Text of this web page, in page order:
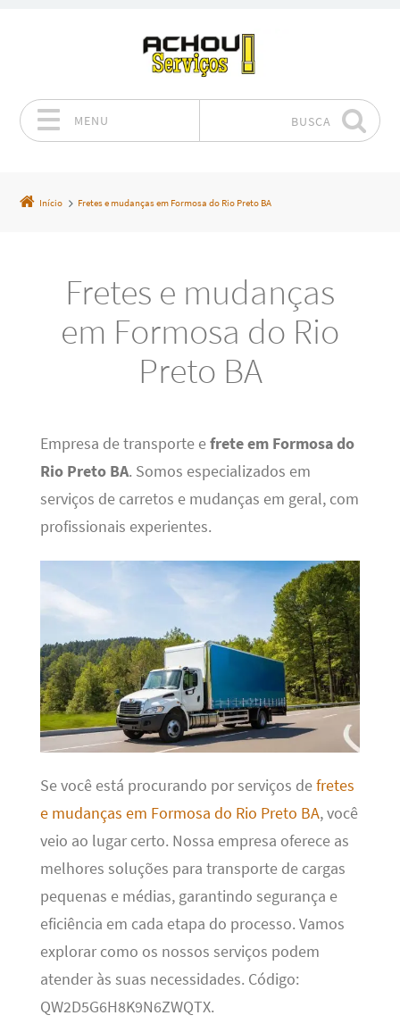
MENU BUSCA
Início Fretes e mudanças em Formosa do Rio Preto BA
Fretes e mudanças
em Formosa do Rio
Preto BA
Empresa de transporte efrete em Formosa do
Rio Preto BA. Somos especializados em
serviços de carretos e mudanças em geral, com
profissionais experientes.
Se você está procurando por serviços defretes
e mudanças em Formosa do Rio Preto BA, você
veio ao lugar certo. Nossa empresa oferece as
melhores soluções para transporte de cargas
pequenas e médias, garantindo segurança e
eficiência em cada etapa do processo. Vamos
explorar como os nossos serviços podem
atender às suas necessidades. Código:
QW2D5G6H8K9N6ZWQTX.